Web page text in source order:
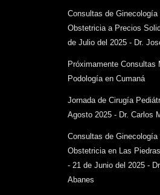
Consultas de Ginecología
Obstetricia a Precios
de Julio del 2025 - Dr.
Próximamente Consultas
Podología en Cumaná
Jornada de Cirugía
Agosto 2025 - Dr. Carlos
Consultas de Ginecología
Obstetricia en Las
- 21 de Junio del 2025 -
Abanes